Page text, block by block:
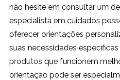
não hesite em consultar um
especialista em cuidados
oferecer orientações
suas necessidades
produtos que funcionem
orientação pode ser